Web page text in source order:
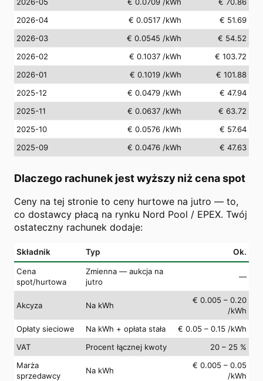
2026-04
€ 0.0517 /kWh
€ 51.69
2026-03
€ 0.0545 /kWh
€ 54.52
2026-02
€ 0.1037 /kWh
€ 103.72
2026-01
€ 0.1019 /kWh
€ 101.88
2025-12
€ 0.0479 /kWh
€ 47.94
2025-11
€ 0.0637 /kWh
€ 63.72
2025-10
€ 0.0576 /kWh
€ 57.64
2025-09
€ 0.0476 /kWh € 47.63
Dlaczego rachunek jest wyższy niż cena spot
Ceny na tej stronie to ceny hurtowe na jutro — to,
co dostawcy płacą na rynku Nord Pool / EPEX. Twój
ostateczny rachunek dodaje:
Składnik Typ Ok.
Cena
spot/hurtowa
Zmienna — aukcja na
jutro
—
Akcyza Na kWh
€ 0.005 – 0.20
/kWh
Opłaty sieciowe
Na kWh + opłata stała
€ 0.05 – 0.15 /kWh
VAT
Procent łącznej kwoty
20 – 25 %
Marża
sprzedawcy
Na kWh
€ 0.005 – 0.05
/kWh